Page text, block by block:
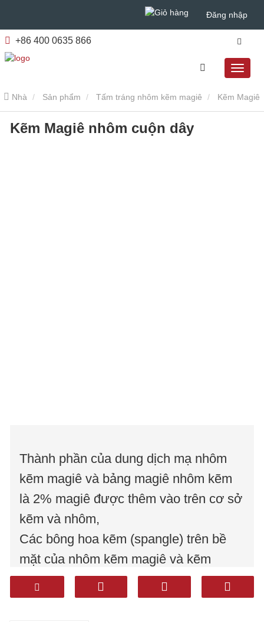
Đăng nhập
+86 400 0635 866
Nhà Sản phẩm Tấm tráng nhôm kẽm magiê
nhôm cuộn dây
Kẽm Magiê nhôm cuộn dây
Thành phần của dung dịch mạ nhôm
kẽm magiê và bảng magiê nhôm kẽm
là 2% magiê được thêm vào trên cơ sở
kẽm và nhôm,
Các bông hoa kẽm (spangle) trên bề
mặt của nhôm kẽm magiê và kẽm
nhôm tấm magiê là tinh tế, đẹp, và có
khả năng chống ăn mòn tốt.